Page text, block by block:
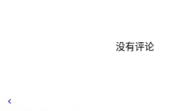
没有评论